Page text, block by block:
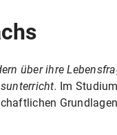
über ihre
Im